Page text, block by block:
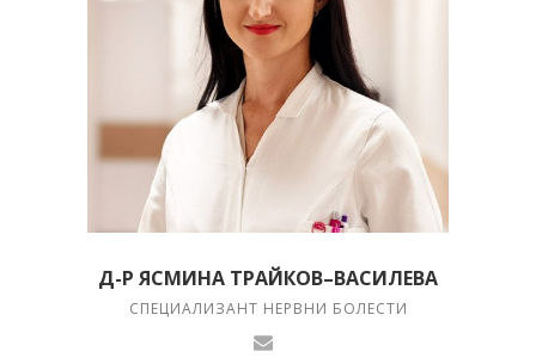
Д-Р ЯСМИНА ТРАЙКОВ–ВАСИЛЕВА
СПЕЦИАЛИЗАНТ НЕРВНИ БОЛЕСТИ